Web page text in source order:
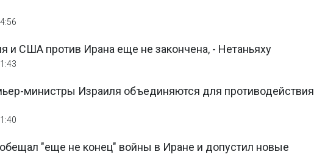
и США против Ирана еще не закончена, - Нетаньяху
министры Израиля объединяются для противодействия
"еще не конец" войны в Иране и допустил новые